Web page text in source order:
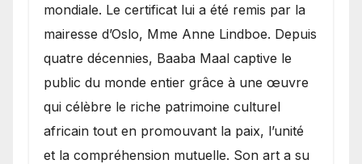
mondiale. Le certificat lui a été remis par la
mairesse d’Oslo, Mme Anne Lindboe. Depuis
quatre décennies, Baaba Maal captive le
public du monde entier grâce à une œuvre
qui célèbre le riche patrimoine culturel
africain tout en promouvant la paix, l’unité
et la compréhension mutuelle. Son art a su